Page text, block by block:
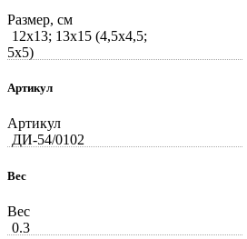
Размер, см
12x13; 13x15 (4,5x4,5;
5x5)
Артикул
Артикул
ДИ-54/0102
Вес
Вес
0.3